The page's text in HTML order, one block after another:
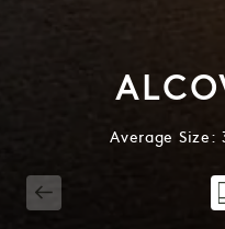
Average Size: